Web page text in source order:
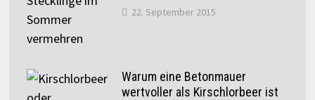
22. September 2015
Warum eine Betonmauer
wertvoller als Kirschlorbeer ist